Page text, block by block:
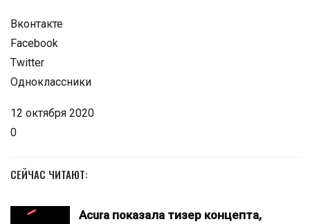
Вконтакте
Facebook
Twitter
Одноклассники
12 октября 2020
0
СЕЙЧАС ЧИТАЮТ:
Acura показала тизер концепта,